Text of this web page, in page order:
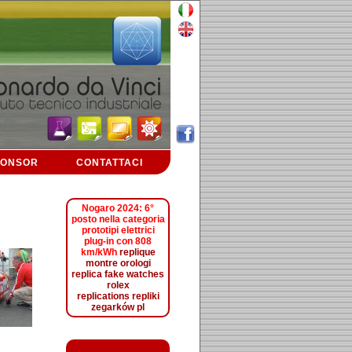
CONTATTACI
Nogaro 2024: 6°
posto nella categoria
prototipi elettrici
plug-in con 808
km/kWh replique
montre orologi
replica fake watches
rolex
replications repliki
zegarków pl
L'orologio da donna di 34 mm di diametro presenta una cassa
in acciaio con movimento meccanico a carica automatica
L888. Il quadrante blu è abbinato a lancette rodiate e rivestito